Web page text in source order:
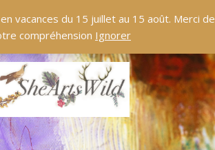
vacances du 15 juillet au 15 août. Merci de
compréhension Ignorer